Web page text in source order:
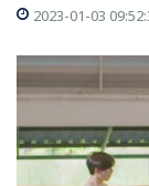
2023-01-03